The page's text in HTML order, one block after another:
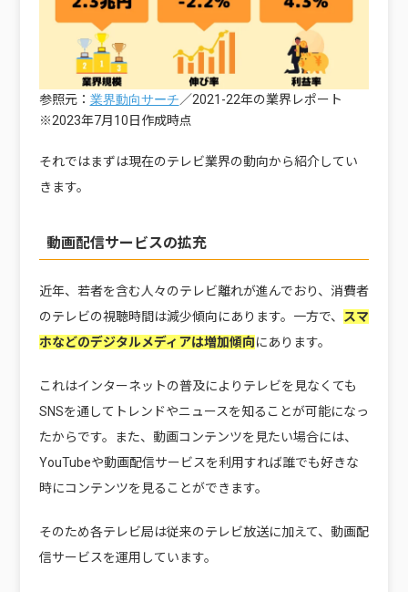
参照元： 業界動向サーチ ／2021-22年の業界レポート
※2023年7月10日作成時点
それではまずは現在のテレビ業界の動向から紹介してい
きます。
動画配信サービスの拡充
近年、若者を含む人々のテレビ離れが進んでおり、消費者
のテレビの視聴時間は減少傾向にあります。一方で、
スマ
ホなどのデジタルメディアは増加傾向にあります。
これはインターネットの普及によりテレビを見なくても
SNSを通してトレンドやニュースを知ることが可能になっ
たからです。また、動画コンテンツを見たい場合には、
YouTubeや動画配信サービスを利用すれば誰でも好きな
時にコンテンツを見ることができます。
そのため各テレビ局は従来のテレビ放送に加えて、動画配
信サービスを運用しています。